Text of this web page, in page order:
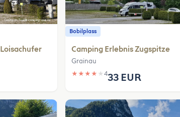
Bobilplass
Camping Erlebnis Zugspitze
Grainau
★ ★ ★ ★ ★433 EUR